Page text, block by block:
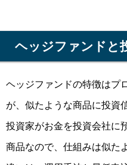
ヘッジファンドと
ヘッジファンドの特徴はプ
が、似たような商品に投資
投資家がお金を投資会社に
商品なので、仕組みは似た